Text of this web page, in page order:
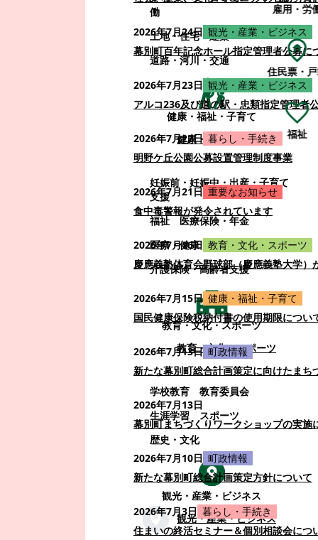
働
土地・住宅・建築
道路・河川・交通
健康・福祉・子育て
健康・福祉・子育て
妊娠前・妊娠中・出産・子育て
支援
福祉
医療保険・年金
医療・健康
介護保険・高齢者支援
教育・文化・スポーツ
教育・文化・スポーツ
学校教育
教育委員会
生涯学習
スポーツ
歴史・文化
観光・産業・ビジネス
観光・産業・ビジネス
2026年7月24日 観光・産業・ビジネス
幕別町百年記念ホール指定管理者公募に
2026年7月23日 観光・産業・ビジネス
アルコ236及び道の駅・忠類指定管理者
2026年7月22日 暮らし・手続き
明野ケ丘公園公募設置管理制度事業
2026年7月21日 重要なお知らせ
食中毒警報が発令されています
2026年7月16日 教育・文化・スポーツ
慶應義塾体育会野球部（慶應義塾大学）
2026年7月15日 健康・福祉・子育て
国民健康保険税納付書の使用期限につい
2026年7月13日 町政情報
新たな幕別町総合計画策定に向けたまち
2026年7月13日
幕別町まちづくりワークショップの実施
2026年7月10日 町政情報
新たな幕別町総合計画策定方針について
2026年7月3日 暮らし・手続き
住まいの終活セミナー＆個別相談会につ
雇用・労
住民票・
福祉